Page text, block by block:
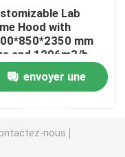
Lab
Hood with
mm
and 1296m3/h
Volume for
Use
envoyer une
nous